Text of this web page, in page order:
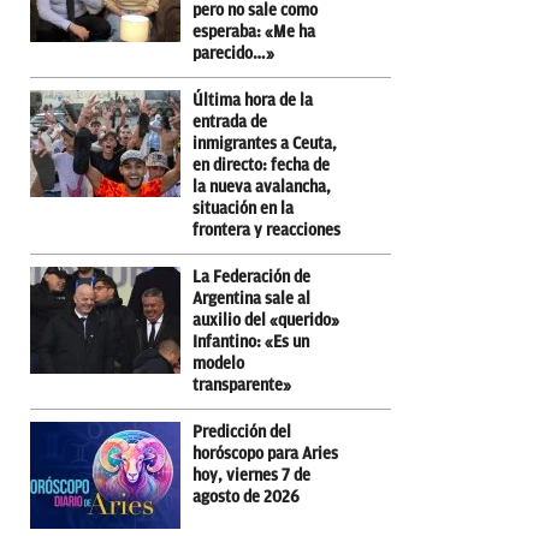
pero no sale como
esperaba: «Me ha
parecido…»
Última hora de la
entrada de
inmigrantes a Ceuta,
en directo: fecha de
la nueva avalancha,
situación en la
frontera y reacciones
La Federación de
Argentina sale al
auxilio del «querido»
Infantino: «Es un
modelo
transparente»
Predicción del
horóscopo para Aries
hoy, viernes 7 de
agosto de 2026